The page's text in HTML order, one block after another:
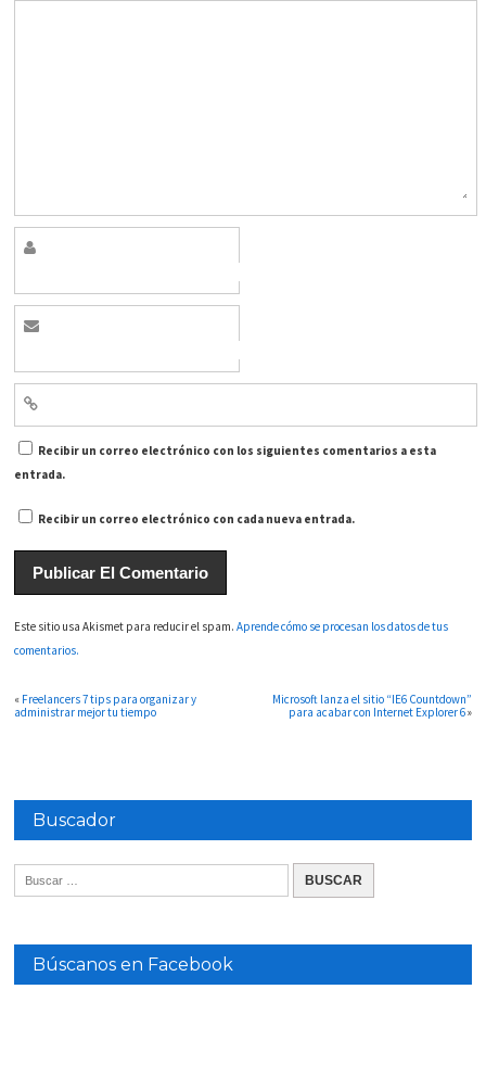
Recibir un correo electrónico con los siguientes comentarios a esta
entrada.
Recibir un correo electrónico con cada nueva entrada.
Este sitio usa Akismet para reducir el spam.Aprende cómo se procesan los datos de tus
comentarios.
« Freelancers 7 tips para organizar y
administrar mejor tu tiempo
Microsoft lanza el sitio “IE6 Countdown”
para acabar con Internet Explorer 6»
Buscador
Búscanos en Facebook